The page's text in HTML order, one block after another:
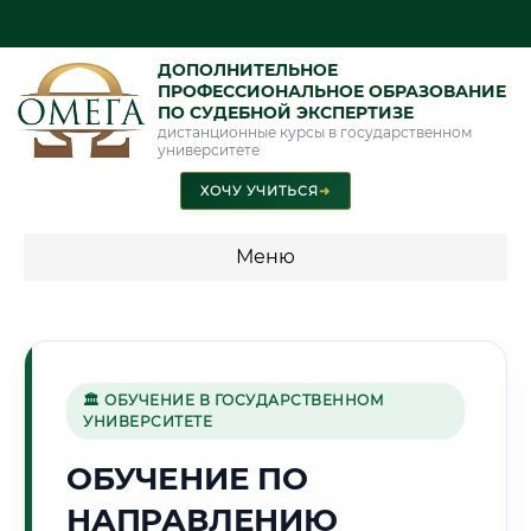
ДОПОЛНИТЕЛЬНОЕ
ПРОФЕССИОНАЛЬНОЕ ОБРАЗОВАНИЕ
ПО СУДЕБНОЙ ЭКСПЕРТИЗЕ
дистанционные курсы в государственном
университете
ХОЧУ УЧИТЬСЯ➜
Меню
специальности"
Стоимость по программам обучения "Судебная экспертиза"
Стоимость по программам обучения "Экспертиза"
🏛 ОБУЧЕНИЕ В ГОСУДАРСТВЕННОМ
УНИВЕРСИТЕТЕ
ОБУЧЕНИЕ ПО
НАПРАВЛЕНИЮ